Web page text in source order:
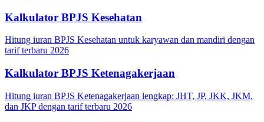
Kalkulator BPJS Kesehatan
Hitung iuran BPJS Kesehatan untuk karyawan dan mandiri dengan
tarif terbaru 2026
Kalkulator BPJS Ketenagakerjaan
Hitung iuran BPJS Ketenagakerjaan lengkap: JHT, JP, JKK, JKM,
dan JKP dengan tarif terbaru 2026